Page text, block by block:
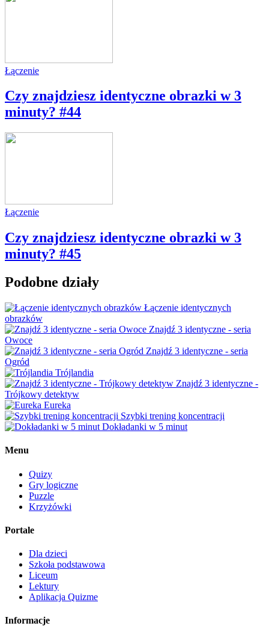
Łączenie
Czy znajdziesz identyczne obrazki w 3
minuty? #44
Łączenie
Czy znajdziesz identyczne obrazki w 3
minuty? #45
Podobne działy
Łączenie identycznych
obrazków
Znajdź 3 identyczne - seria
Owoce
Znajdź 3 identyczne - seria
Ogród
Trójlandia
Znajdź 3 identyczne -
Trójkowy detektyw
Eureka
Szybki trening koncentracji
Dokładanki w 5 minut
Menu
Quizy
Gry logiczne
Puzzle
Krzyżówki
Portale
Dla dzieci
Szkoła podstawowa
Liceum
Lektury
Aplikacja Quizme
Informacje